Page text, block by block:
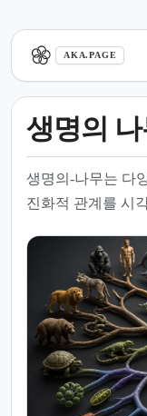
AKA.PAGE
생명의
생명의-나무는 다
진화적 관계를 시